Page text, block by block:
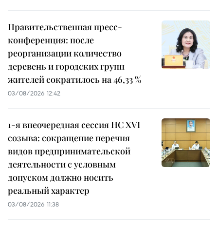
Правительственная пресс-
конференция: после
реорганизации количество
деревень и городских групп
жителей сократилось на 46,33 %
03/08/2026 12:42
1-я внеочередная сессия НС XVI
созыва: сокращение перечня
видов предпринимательской
деятельности с условным
допуском должно носить
реальный характер
03/08/2026 11:38